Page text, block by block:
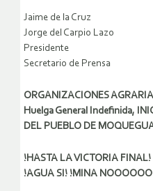
Jaime de la Cruz
Jorge del Carpio Lazo
Presidente
Secretario de Prensa
ORGANIZACIONES
Huelga General Indefinida,
DEL PUEBLO DE
!HASTA LA VICTORIA FINAL!
!AGUA SI! !MINA